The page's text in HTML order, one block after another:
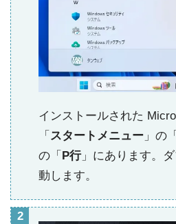
インストールされた
「 スタートメニュー 」の「
の「 P行」にあります。
動します。